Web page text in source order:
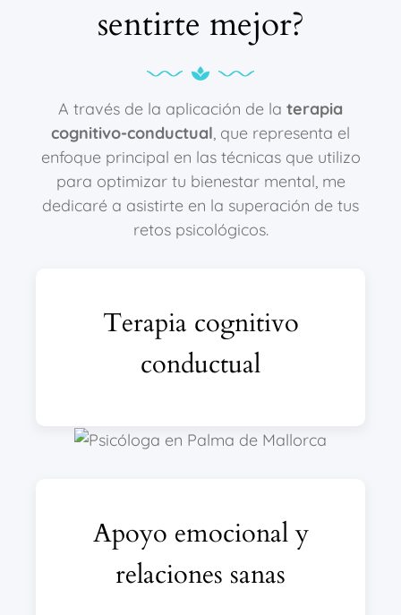
sentirte mejor?
A través de la aplicación de la terapia
cognitivo-conductual, que representa el
enfoque principal en las técnicas que utilizo
para optimizar tu bienestar mental, me
dedicaré a asistirte en la superación de tus
retos psicológicos.
Terapia cognitivo
conductual
Apoyo emocional y
relaciones sanas